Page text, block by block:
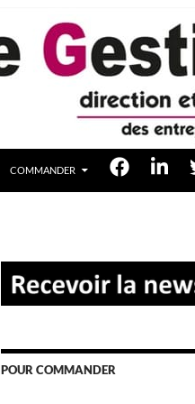
COMMANDER
POUR COMMANDER